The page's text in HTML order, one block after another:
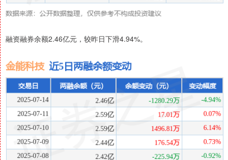
融资融券余额2.46亿元，较昨日下滑4.94%。